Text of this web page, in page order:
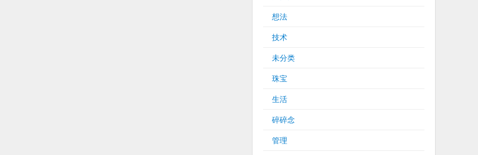
想法
技术
未分类
珠宝
生活
碎碎念
管理